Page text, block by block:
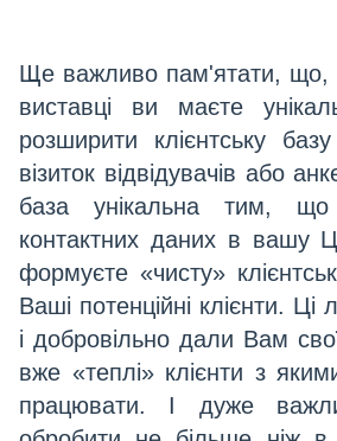
Ще важливо пам'ятати, що,
виставці ви маєте
розширити клієнтську
візиток відвідувачів або
база унікальна тим, що
контактних даних в вашу
формуєте «чисту»
Ваші потенційні клієнти. Ці
і добровільно дали Вам
вже «теплі» клієнти з
працювати. І дуже